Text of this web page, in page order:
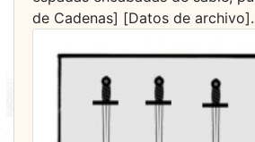
de Cadenas] [Datos de archivo].